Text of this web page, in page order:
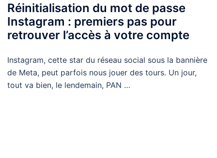
Réinitialisation du mot de passe
Instagram : premiers pas pour
retrouver l’accès à votre compte
Instagram, cette star du réseau social sous la bannière
de Meta, peut parfois nous jouer des tours. Un jour,
tout va bien, le lendemain, PAN …